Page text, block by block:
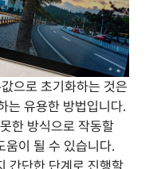
으로 초기화하는 것은
는 유용한 방법입니다.
한 방식으로 작동할
움이 될 수 있습니다.